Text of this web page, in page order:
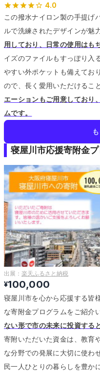
4.0
この撥水ナイロン製の手提げ
ルで洗練されたデザインが魅
用しており、日常の使用はも
イズのファイルもすっぽり入
やすい外ポケットも備えてお
ので、長く愛用いただけるこ
エーションもご用意しており
ムです。
寝屋川市応援寄附金
出展： 楽天ふるさと納税
¥100,000
寝屋川市を心から応援する皆
な寄附金プログラムをご紹介
ない形で市の未来に投資する
寄附いただいた資金は、教育
な分野での発展に大切に使わ
民一人ひとりの暮らしを豊か